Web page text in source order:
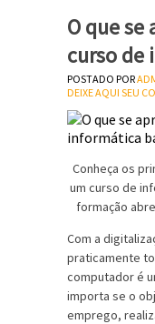
O que se
curso de
POSTADO POR
DEIXE AQUI SEU
Conheça os
um curso de
formação
Com a
praticamente
computador é
importa se o
emprego,